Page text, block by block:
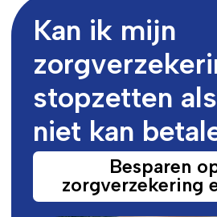
Kan ik mijn
stopzetten
niet kan
Besparen
zorgverzekering